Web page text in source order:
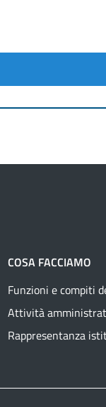
COSA FACCIAMO
Funzioni e compiti
Attività
Rappresentanza